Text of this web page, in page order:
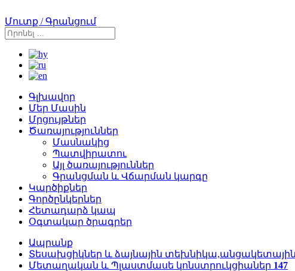
Մուտք / Գրանցում
Գլխավոր
Մեր Մասին
Մրցույթներ
Ծառայություններ
Մասնակից
Պատվիրատու
Այլ ծառայություններ
Գրանցման և Վճարման կարգը
Կարծիքներ
Գործընկերներ
Հետադարձ կապ
Օգտակար ծրագրեր
Ապրանք
Տեսախցիկներ և ձայնային տեխնիկա,անցակետային
Մետաղական և Պլաստմասե կոնստրուկցիաներ 147